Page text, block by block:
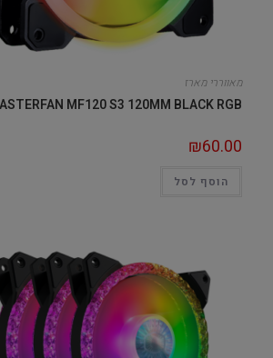
מאווררי מארז
MF120 S3 120MM BLACK RGB
₪60.00
הוסף לסל